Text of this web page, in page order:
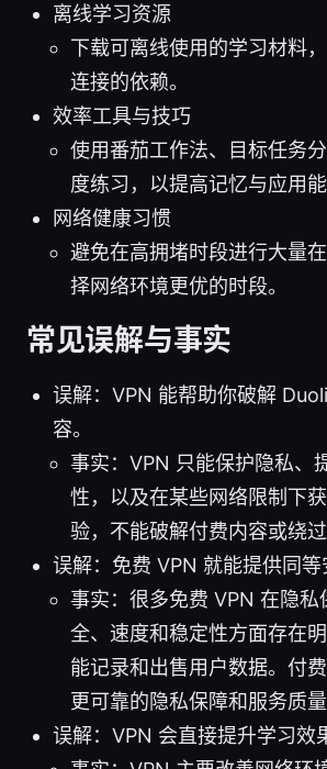
离线学习资源
下载可离线使用的学习材料
连接的依赖。
效率工具与技巧
使用番茄工作法、目标任务
度练习，以提高记忆与应用能
网络健康习惯
避免在高拥堵时段进行大量
择网络环境更优的时段。
常见误解与事实
误解：VPN 能帮助你破解
容。
事实：VPN 只能保护隐私、
性，以及在某些网络限制下
验，不能破解付费内容或绕过
误解：免费 VPN 就能提供同等
事实：很多免费 VPN 在隐私
全、速度和稳定性方面存在
能记录和出售用户数据。付
更可靠的隐私保障和服务质量
误解：VPN 会直接提升学习效